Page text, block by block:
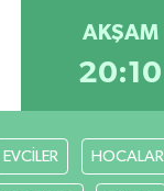
AKŞAM
20:10
EVCİLER HOCALAR